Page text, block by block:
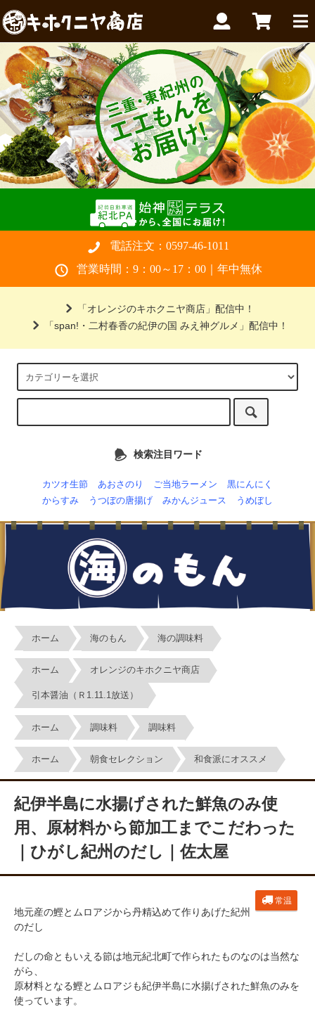
電話注文： 0597-46-1011
営業時間：9：00～17：00｜年中無休
「オレンジのキホクニヤ商店」配信中！
「span!・二村春香の紀伊の国 みえ神グルメ」配信中！
検索注目ワード
カツオ生節 あおさのり ご当地ラーメン
黒にんにく
からすみ
うつぼの唐揚げ みかんジュース うめぼし
ホーム 海のもん 海の調味料
ホーム オレンジのキホクニヤ商店
引本醤油（Ｒ1.11.1放送）
ホーム 調味料 調味料
ホーム 朝食セレクション 和食派にオススメ
紀伊半島に水揚げされた鮮魚のみ使
用、原材料から節加工までこだわった
｜ひがし紀州のだし｜佐太屋
常温
地元産の鰹とムロアジから丹精込めて作りあげた紀州
のだし
だしの命ともいえる節は地元紀北町で作られたものなのは当然な
がら、
原材料となる鰹とムロアジも紀伊半島に水揚げされた鮮魚のみを
使っています。